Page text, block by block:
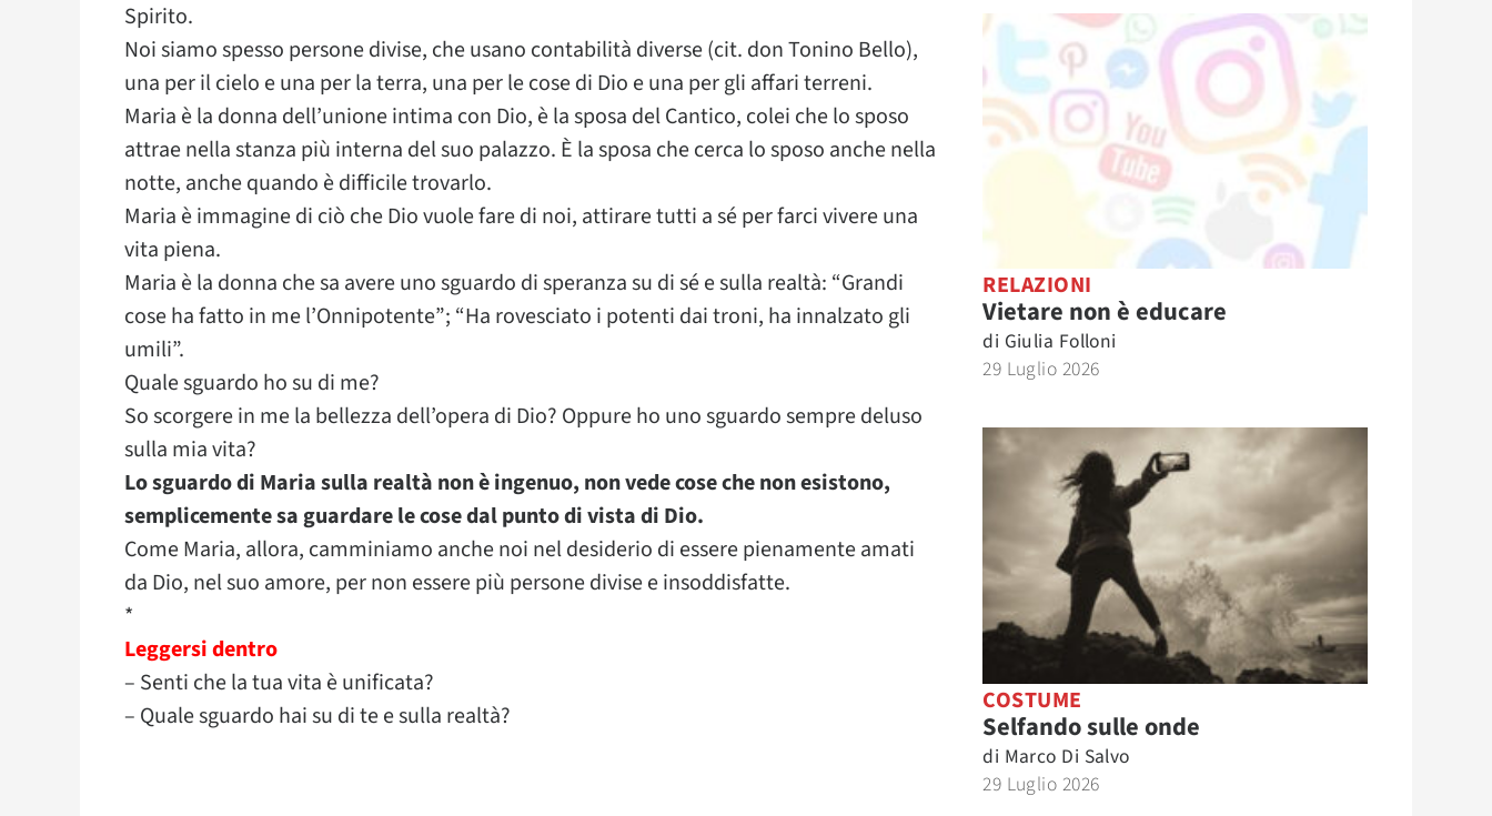
Spirito.
Noi siamo spesso persone divise, che usano contabilità diverse (cit. don Tonino Bello),
una per il cielo e una per la terra, una per le cose di Dio e una per gli affari terreni.
Maria è la donna dell’unione intima con Dio, è la sposa del Cantico, colei che lo sposo
attrae nella stanza più interna del suo palazzo. È la sposa che cerca lo sposo anche nella
notte, anche quando è difficile trovarlo.
Maria è immagine di ciò che Dio vuole fare di noi, attirare tutti a sé per farci vivere una
vita piena.
Maria è la donna che sa avere uno sguardo di speranza su di sé e sulla realtà: “Grandi
cose ha fatto in me l’Onnipotente”; “Ha rovesciato i potenti dai troni, ha innalzato gli
umili”.
Quale sguardo ho su di me?
So scorgere in me la bellezza dell’opera di Dio? Oppure ho uno sguardo sempre deluso
sulla mia vita?
Lo sguardo di Maria sulla realtà non è ingenuo, non vede cose che non esistono,
semplicemente sa guardare le cose dal punto di vista di Dio.
Come Maria, allora, camminiamo anche noi nel desiderio di essere pienamente amati
da Dio, nel suo amore, per non essere più persone divise e insoddisfatte.
*
Leggersi dentro
– Senti che la tua vita è unificata?
– Quale sguardo hai su di te e sulla realtà?
RELAZIONI
Vietare non è educare
di Giulia Folloni
29 Luglio 2026
COSTUME
Selfando sulle onde
di Marco Di Salvo
29 Luglio 2026